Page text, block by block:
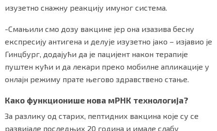
изузетно снажну реакцију имуног система.
-Смањили смо дозу вакцине јер она изазива бесну
експресију антигена и делује изузетно јако – изјавио је
Гинцбург, додајући да је пацијент након терапије
пуштен кући и да лекари преко мобилне апликације у
онлајн режиму прате његово здравствено стање.
Како функционише нова мРНК технологија?
За разлику од старих, пептидних вакцина које су се
развијале последњих 20 година и имале слабу
Маркетинг|Услови коришћења| Политика
ПРЕУЗМИТЕ НАШУ АПЛИКАЦИЈУ